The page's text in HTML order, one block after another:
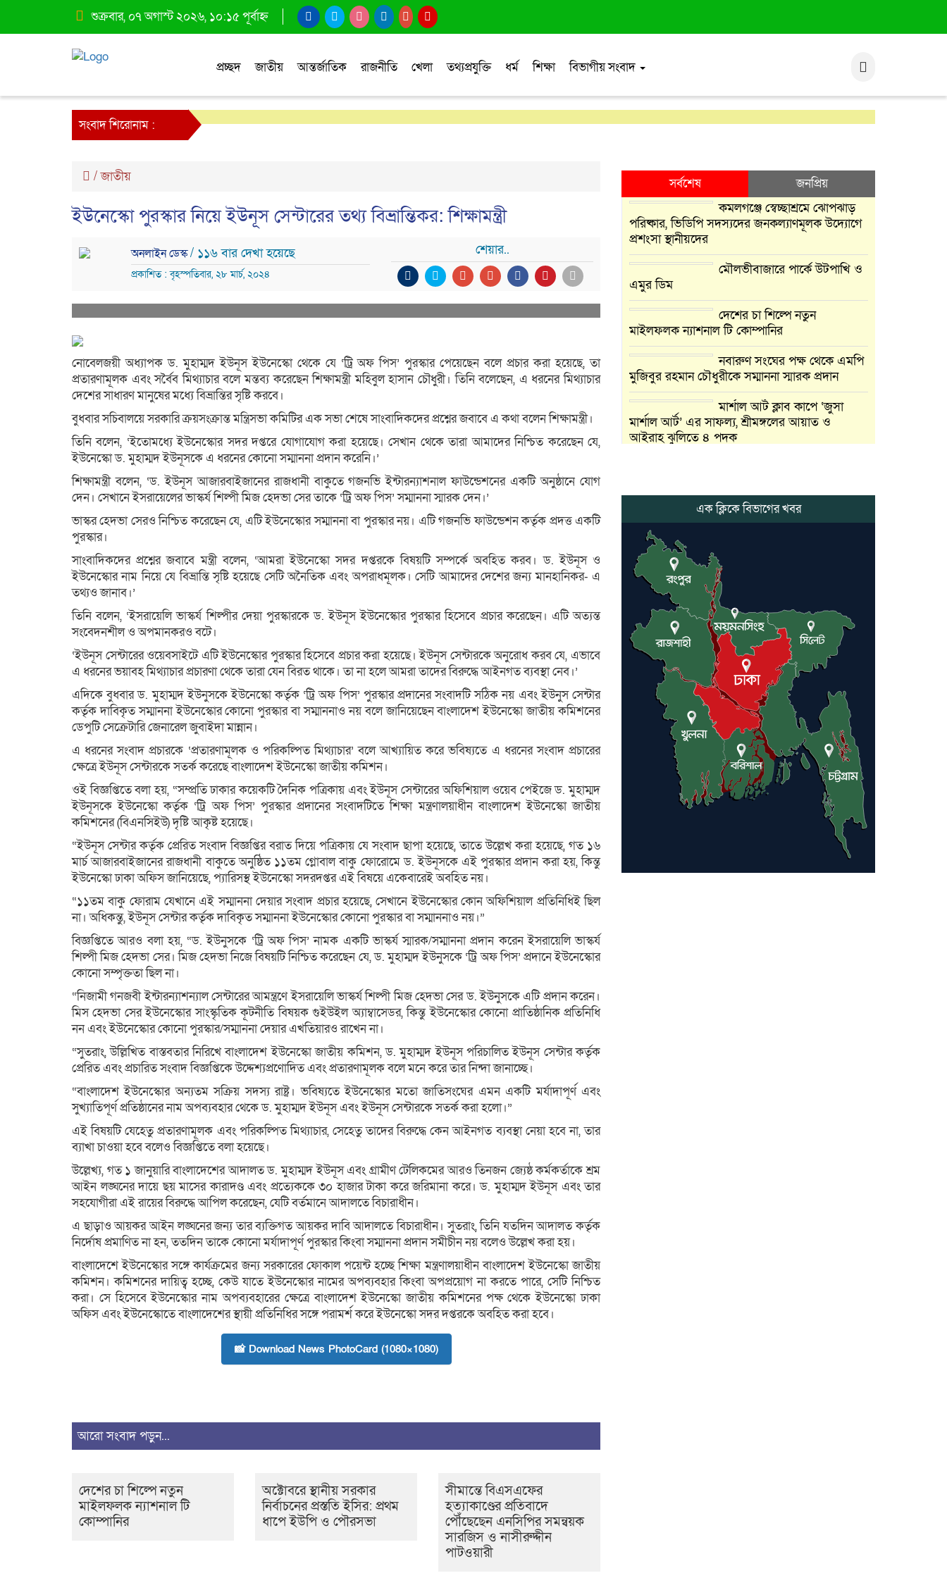
শুক্রবার, ০৭ অগাস্ট ২০২৬, ১০:১৫ পূর্বাহ্ন
প্রচ্ছদ জাতীয় আন্তর্জাতিক রাজনীতি খেলা তথ্যপ্রযুক্তি ধর্ম শিক্ষা বিভাগীয় সংবাদ
সংবাদ শিরোনাম :
/জাতীয়
ইউনেস্কো পুরস্কার নিয়ে ইউনূস সেন্টারের তথ্য বিভ্রান্তিকর: শিক্ষামন্ত্রী
অনলাইন ডেস্ক/ ১১৬ বার দেখা হয়েছে
প্রকাশিত : বৃহস্পতিবার, ২৮ মার্চ, ২০২৪
শেয়ার..
নোবেলজয়ী অধ্যাপক ড. মুহাম্মদ ইউনূস ইউনেস্কো থেকে যে ‘ট্রি অফ পিস’ পুরস্কার পেয়েছেন বলে প্রচার করা হয়েছে, তা
প্রতারণামূলক এবং সর্বৈব মিথ্যাচার বলে মন্তব্য করেছেন শিক্ষামন্ত্রী মহিবুল হাসান চৌধুরী। তিনি বলেছেন, এ ধরনের মিথ্যাচার
দেশের সাধারণ মানুষের মধ্যে বিভ্রান্তির সৃষ্টি করবে।
বুধবার সচিবালয়ে সরকারি ক্রয়সংক্রান্ত মন্ত্রিসভা কমিটির এক সভা শেষে সাংবাদিকদের প্রশ্নের জবাবে এ কথা বলেন শিক্ষামন্ত্রী।
তিনি বলেন, ‘ইতোমধ্যে ইউনেস্কোর সদর দপ্তরে যোগাযোগ করা হয়েছে। সেখান থেকে তারা আমাদের নিশ্চিত করেছেন যে,
ইউনেস্কো ড. মুহাম্মদ ইউনূসকে এ ধরনের কোনো সম্মাননা প্রদান করেনি।’
শিক্ষামন্ত্রী বলেন, ‘ড. ইউনূস আজারবাইজানের রাজধানী বাকুতে গজনভি ইন্টারন্যাশনাল ফাউন্ডেশনের একটি অনুষ্ঠানে যোগ
দেন। সেখানে ইসরায়েলের ভাস্কর্য শিল্পী মিজ হেদভা সের তাকে ‘ট্রি অফ পিস’ সম্মাননা স্মারক দেন।’
ভাস্কর হেদভা সেরও নিশ্চিত করেছেন যে, এটি ইউনেস্কোর সম্মাননা বা পুরস্কার নয়। এটি গজনভি ফাউন্ডেশন কর্তৃক প্রদত্ত একটি
পুরস্কার।
সাংবাদিকদের প্রশ্নের জবাবে মন্ত্রী বলেন, ‘আমরা ইউনেস্কো সদর দপ্তরকে বিষয়টি সম্পর্কে অবহিত করব। ড. ইউনূস ও
ইউনেস্কোর নাম নিয়ে যে বিভ্রান্তি সৃষ্টি হয়েছে সেটি অনৈতিক এবং অপরাধমূলক। সেটি আমাদের দেশের জন্য মানহানিকর- এ
তথ্যও জানাব।’
তিনি বলেন, ‘ইসরায়েলি ভাস্কর্য শিল্পীর দেয়া পুরস্কারকে ড. ইউনূস ইউনেস্কোর পুরস্কার হিসেবে প্রচার করেছেন। এটি অত্যন্ত
সংবেদনশীল ও অপমানকরও বটে।
‘ইউনূস সেন্টারের ওয়েবসাইটে এটি ইউনেস্কোর পুরস্কার হিসেবে প্রচার করা হয়েছে। ইউনূস সেন্টারকে অনুরোধ করব যে, এভাবে
এ ধরনের ভয়াবহ মিথ্যাচার প্রচারণা থেকে তারা যেন বিরত থাকে। তা না হলে আমরা তাদের বিরুদ্ধে আইনগত ব্যবস্থা নেব।’
এদিকে বুধবার ড. মুহাম্মদ ইউনুসকে ইউনেস্কো কর্তৃক ‘ট্রি অফ পিস’ পুরস্কার প্রদানের সংবাদটি সঠিক নয় এবং ইউনুস সেন্টার
কর্তৃক দাবিকৃত সম্মাননা ইউনেস্কোর কোনো পুরস্কার বা সম্মাননাও নয় বলে জানিয়েছেন বাংলাদেশ ইউনেস্কো জাতীয় কমিশনের
ডেপুটি সেক্রেটারি জেনারেল জুবাইদা মান্নান।
এ ধরনের সংবাদ প্রচারকে ‘প্রতারণামূলক ও পরিকল্পিত মিথ্যাচার’ বলে আখ্যায়িত করে ভবিষ্যতে এ ধরনের সংবাদ প্রচারের
ক্ষেত্রে ইউনূস সেন্টারকে সতর্ক করেছে বাংলাদেশ ইউনেস্কো জাতীয় কমিশন।
ওই বিজ্ঞপ্তিতে বলা হয়, “সম্প্রতি ঢাকার কয়েকটি দৈনিক পত্রিকায় এবং ইউনূস সেন্টারের অফিশিয়াল ওয়েব পেইজে ড. মুহাম্মদ
ইউনূসকে ইউনেস্কো কর্তৃক ‘ট্রি অফ পিস’ পুরস্কার প্রদানের সংবাদটিতে শিক্ষা মন্ত্রণালয়াধীন বাংলাদেশ ইউনেস্কো জাতীয়
কমিশনের (বিএনসিইউ) দৃষ্টি আকৃষ্ট হয়েছে।
“ইউনূস সেন্টার কর্তৃক প্রেরিত সংবাদ বিজ্ঞপ্তির বরাত দিয়ে পত্রিকায় যে সংবাদ ছাপা হয়েছে, তাতে উল্লেখ করা হয়েছে, গত ১৬
মার্চ আজারবাইজানের রাজধানী বাকুতে অনুষ্ঠিত ১১তম গ্লোবাল বাকু ফোরোমে ড. ইউনূসকে এই পুরস্কার প্রদান করা হয়, কিন্তু
ইউনেস্কো ঢাকা অফিস জানিয়েছে, প্যারিসস্থ ইউনেস্কো সদরদপ্তর এই বিষয়ে একেবারেই অবহিত নয়।
“১১তম বাকু ফোরাম যেখানে এই সম্মাননা দেয়ার সংবাদ প্রচার হয়েছে, সেখানে ইউনেস্কোর কোন অফিশিয়াল প্রতিনিধিই ছিল
না। অধিকন্তু, ইউনূস সেন্টার কর্তৃক দাবিকৃত সম্মাননা ইউনেস্কোর কোনো পুরস্কার বা সম্মাননাও নয়।”
বিজ্ঞপ্তিতে আরও বলা হয়, “ড. ইউনুসকে ‘ট্রি অফ পিস’ নামক একটি ভাস্কর্য স্মারক/সম্মাননা প্রদান করেন ইসরায়েলি ভাস্কর্য
শিল্পী মিজ হেদভা সের। মিজ হেদভা নিজে বিষয়টি নিশ্চিত করেছেন যে, ড. মুহাম্মদ ইউনুসকে ‘ট্রি অফ পিস’ প্রদানে ইউনেস্কোর
কোনো সম্পৃক্ততা ছিল না।
“নিজামী গনজবী ইন্টারন্যাশন্যাল সেন্টারের আমন্ত্রণে ইসরায়েলি ভাস্কর্য শিল্পী মিজ হেদভা সের ড. ইউনুসকে এটি প্রদান করেন।
মিস হেদভা সের ইউনেস্কোর সাংস্কৃতিক কূটনীতি বিষয়ক গুইউইল অ্যাম্বাসেডর, কিন্তু ইউনেস্কোর কোনো প্রাতিষ্ঠানিক প্রতিনিধি
নন এবং ইউনেস্কোর কোনো পুরস্কার/সম্মাননা দেয়ার এখতিয়ারও রাখেন না।
“সুতরাং, উল্লিখিত বাস্তবতার নিরিখে বাংলাদেশ ইউনেস্কো জাতীয় কমিশন, ড. মুহাম্মদ ইউনূস পরিচালিত ইউনূস সেন্টার কর্তৃক
প্রেরিত এবং প্রচারিত সংবাদ বিজ্ঞপ্তিকে উদ্দেশ্যপ্রণোদিত এবং প্রতারণামূলক বলে মনে করে তার নিন্দা জানাচ্ছে।
“বাংলাদেশ ইউনেস্কোর অন্যতম সক্রিয় সদস্য রাষ্ট্র। ভবিষ্যতে ইউনেস্কোর মতো জাতিসংঘের এমন একটি মর্যাদাপূর্ণ এবং
সুখ্যাতিপূর্ণ প্রতিষ্ঠানের নাম অপব্যবহার থেকে ড. মুহাম্মদ ইউনূস এবং ইউনূস সেন্টারকে সতর্ক করা হলো।”
এই বিষয়টি যেহেতু প্রতারণামূলক এবং পরিকল্পিত মিথ্যাচার, সেহেতু তাদের বিরুদ্ধে কেন আইনগত ব্যবস্থা নেয়া হবে না, তার
ব্যাখা চাওয়া হবে বলেও বিজ্ঞপ্তিতে বলা হয়েছে।
উল্লেখ্য, গত ১ জানুয়ারি বাংলাদেশের আদালত ড. মুহাম্মদ ইউনূস এবং গ্রামীণ টেলিকমের আরও তিনজন জ্যেষ্ঠ কর্মকর্তাকে শ্রম
আইন লঙ্ঘনের দায়ে ছয় মাসের কারাদণ্ড এবং প্রত্যেককে ৩০ হাজার টাকা করে জরিমানা করে। ড. মুহাম্মদ ইউনূস এবং তার
সহযোগীরা এই রায়ের বিরুদ্ধে আপিল করেছেন, যেটি বর্তমানে আদালতে বিচারাধীন।
এ ছাড়াও আয়কর আইন লঙ্ঘনের জন্য তার ব্যক্তিগত আয়কর দাবি আদালতে বিচারাধীন। সুতরাং, তিনি যতদিন আদালত কর্তৃক
নির্দোষ প্রমাণিত না হন, ততদিন তাকে কোনো মর্যাদাপূর্ণ পুরস্কার কিংবা সম্মাননা প্রদান সমীচীন নয় বলেও উল্লেখ করা হয়।
বাংলাদেশে ইউনেস্কোর সঙ্গে কার্যক্রমের জন্য সরকারের ফোকাল পয়েন্ট হচ্ছে শিক্ষা মন্ত্রণালয়াধীন বাংলাদেশ ইউনেস্কো জাতীয়
কমিশন। কমিশনের দায়িত্ব হচ্ছে, কেউ যাতে ইউনেস্কোর নামের অপব্যবহার কিংবা অপপ্রয়োগ না করতে পারে, সেটি নিশ্চিত
করা। সে হিসেবে ইউনেস্কোর নাম অপব্যবহারের ক্ষেত্রে বাংলাদেশ ইউনেস্কো জাতীয় কমিশনের পক্ষ থেকে ইউনেস্কো ঢাকা
অফিস এবং ইউনেস্কোতে বাংলাদেশের স্থায়ী প্রতিনিধির সঙ্গে পরামর্শ করে ইউনেস্কো সদর দপ্তরকে অবহিত করা হবে।
📸 Download News PhotoCard (1080×1080)
আরো সংবাদ পড়ুন...
দেশের চা শিল্পে নতুন
মাইলফলক ন্যাশনাল টি
কোম্পানির
অক্টোবরে স্থানীয় সরকার
নির্বাচনের প্রস্ততি ইসির: প্রথম
ধাপে ইউপি ও পৌরসভা
সীমান্তে বিএসএফের
হত্যাকাণ্ডের প্রতিবাদে
পৌঁছেছেন এনসিপির সমন্বয়ক
সারজিস ও নাসীরুদ্দীন
পাটওয়ারী
সর্বশেষ
জনপ্রিয়
কমলগঞ্জে স্বেচ্ছাশ্রমে ঝোপঝাড়
পরিষ্কার, ভিডিপি সদস্যদের জনকল্যাণমূলক উদ্যোগে
প্রশংসা স্থানীয়দের
মৌলভীবাজারে পার্কে উটপাখি ও
এমুর ডিম
দেশের চা শিল্পে নতুন
মাইলফলক ন্যাশনাল টি কোম্পানির
নবারুণ সংঘের পক্ষ থেকে এমপি
মুজিবুর রহমান চৌধুরীকে সম্মাননা স্মারক প্রদান
মার্শাল আর্ট ক্লাব কাপে ‘জুসা
মার্শাল আর্ট’ এর সাফল্য, শ্রীমঙ্গলের আয়াত ও
আইরাহ ঝুলিতে ৪ পদক
হকের মৃত্যুতে,এলাকায় শোকের
ছায়া
আটকে হয়রানির অভিযোগ,
বিএনপির সাবেক সভাপতির
কমলগঞ্জে ডোবা থেকে অজ্ঞাত
ব্যক্তির গলিত মরদেহ উদ্ধার
লন্ডনে আদমপুর ইউনাইটেড
কলেজ বাস্তবায়ন নিয়ে আলোচনা
সভা
আন্তর্জাতিক মানবাধিকার
সম্মেলনে বিশেষ সম্মাননা পেলেন
ফারুক খাঁন, শ্রীমঙ্গলে সংবর্ধনা
এক ক্লিকে বিভাগের খবর